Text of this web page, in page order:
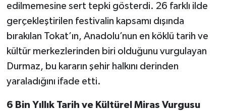
edilmemesine sert tepki gösterdi. 26 farklı ilde
gerçekleştirilen festivalin kapsamı dışında
bırakılan Tokat’ın, Anadolu’nun en köklü tarih ve
kültür merkezlerinden biri olduğunu vurgulayan
Durmaz, bu kararın şehir halkını derinden
yaraladığını ifade etti.
6 Bin Yıllık Tarih ve Kültürel Miras Vurgusu